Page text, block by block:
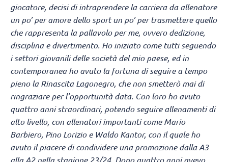
giocatore, decisi di intraprendere la carriera da allenatore
un po’ per amore dello sport un po’ per trasmettere quello
che rappresenta la pallavolo per me, ovvero dedizione,
disciplina e divertimento. Ho iniziato come tutti seguendo
i settori giovanili delle società del mio paese, ed in
contemporanea ho avuto la fortuna di seguire a tempo
pieno la Rinascita Lagonegro, che non smetterò mai di
ringraziare per l’opportunità data. Con loro ho avuto
quattro anni straordinari, potendo seguire allenamenti di
alto livello, con allenatori importanti come Mario
Barbiero, Pino Lorizio e Waldo Kantor, con il quale ho
avuto il piacere di condividere una promozione dalla A3
alla A2 nella stagione 23/24. Dopo quattro anni avevo